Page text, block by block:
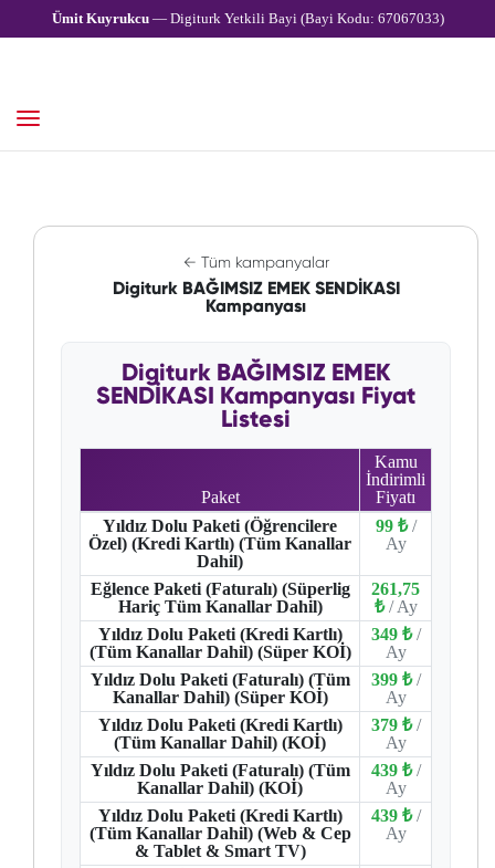
Ümit Kuyrukcu— Digiturk Yetkili Bayi (Bayi Kodu: 67067033)
← Tüm kampanyalar
Digiturk BAĞIMSIZ EMEK SENDİKASI
Kampanyası
Digiturk BAĞIMSIZ EMEK
SENDİKASI Kampanyası Fiyat
Listesi
Paket
Kamu
İndirimli
Fiyatı
Yıldız Dolu Paketi (Öğrencilere
Özel) (Kredi Kartlı) (Tüm Kanallar
Dahil)
99 ₺ /
Ay
Eğlence Paketi (Faturalı) (Süperlig
Hariç Tüm Kanallar Dahil)
261,75
₺ / Ay
Yıldız Dolu Paketi (Kredi Kartlı)
(Tüm Kanallar Dahil) (Süper KOİ)
349 ₺ /
Ay
Yıldız Dolu Paketi (Faturalı) (Tüm
Kanallar Dahil) (Süper KOİ)
399 ₺ /
Ay
Yıldız Dolu Paketi (Kredi Kartlı)
(Tüm Kanallar Dahil) (KOİ)
379 ₺ /
Ay
Yıldız Dolu Paketi (Faturalı) (Tüm
Kanallar Dahil) (KOİ)
439 ₺ /
Ay
Yıldız Dolu Paketi (Kredi Kartlı)
(Tüm Kanallar Dahil) (Web & Cep
& Tablet & Smart TV)
439 ₺ /
Ay